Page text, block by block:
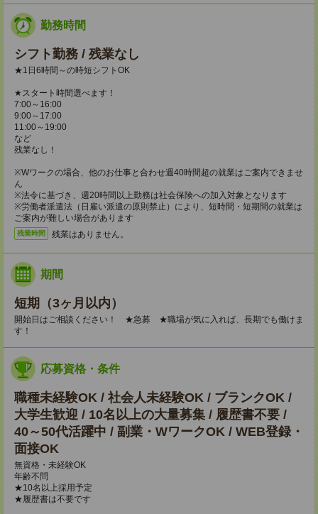
勤務時間
シフト勤務 / 残業なし
★1日6時間～の時短シフトOK
★スタート時間選べます！
7:00～16:00
9:00～17:00
11:00～19:00
など
残業なし！
※Wワークの場合、他のお仕事と合わせ週40時間超の就業はご案内できませ
ん
※法令に基づき、週20時間以上勤務は社会保険への加入対象となります
※労働者派遣法（日雇い派遣の原則禁止）により、短時間・短期間の就業は
ご案内が難しい場合があります
残業時間 残業はありません。
期間
短期（3ヶ月以内）
開始日はご相談ください！ ★急募 ★職場が気に入れば、長期でも働けま
す！
応募資格・条件
職種未経験OK / 社会人未経験OK / ブランクOK /
大学生歓迎 / 10名以上の大量募集 / 履歴書不要 /
40～50代活躍中 / 副業・WワークOK / WEB登録・
面接OK
無資格・未経験OK
年齢不問
★10名以上採用予定
★履歴書は不要です